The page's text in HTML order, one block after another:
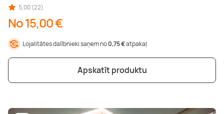
5,00 (22)
No 15,00 €
Lojalitātes dalībnieki saņem no0,75 €atpakaļ
Apskatīt produktu